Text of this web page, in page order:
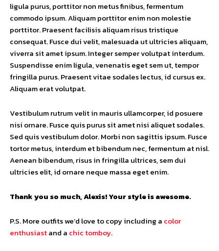
ligula purus, porttitor non metus finibus, fermentum
commodo ipsum. Aliquam porttitor enim non molestie
porttitor. Praesent facilisis aliquam risus tristique
consequat. Fusce dui velit, malesuada ut ultricies aliquam,
viverra sit amet ipsum. Integer semper volutpat interdum.
Suspendisse enim ligula, venenatis eget sem ut, tempor
fringilla purus. Praesent vitae sodales lectus, id cursus ex.
Aliquam erat volutpat.
Vestibulum rutrum velit in mauris ullamcorper, id posuere
nisi ornare. Fusce quis purus sit amet nisi aliquet sodales.
Sed quis vestibulum dolor. Morbi non sagittis ipsum. Fusce
tortor metus, interdum et bibendum nec, fermentum at nisl.
Aenean bibendum, risus in fringilla ultrices, sem dui
ultricies elit, id ornare neque massa eget enim.
Thank you so much, Alexis! Your style is awesome.
P.S. More outfits we’d love to copy including a color
enthusiastand a chic tomboy.